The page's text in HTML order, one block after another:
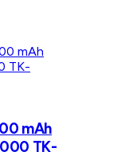
mAh
TK-